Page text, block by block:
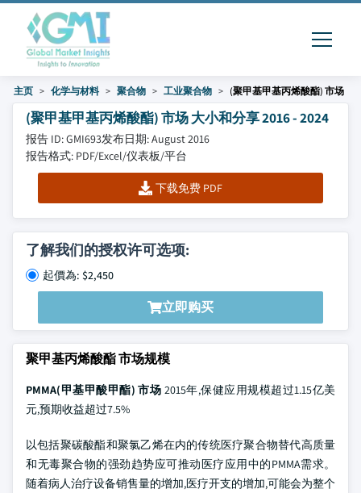
主页 化学与材料 聚合物 工业聚合物 (聚甲基甲基丙烯酸酯) 市场
(聚甲基甲基丙烯酸酯) 市场 大小和分享 2016 - 2024
报告 ID: GMI693发布日期: August 2016
报告格式: PDF/Excel/仪表板/平台
下载免费 PDF
了解我们的授权许可选项:
起價為: $2,450
立即购买
聚甲基丙烯酸酯 市场规模
PMMA(甲基甲酸甲酯) 市场 2015年,保健应用规模超过1.15亿美
元,预期收益超过7.5%
以包括聚碳酸酯和聚氯乙烯在内的传统医疗聚合物替代高质量
和无毒聚合物的强劲趋势应可推动医疗应用中的PMMA需求。
随着病人治疗设备销售量的增加,医疗开支的增加,可能会为整个